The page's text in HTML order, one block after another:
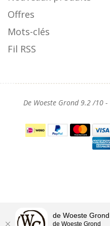
Offres
Mots-clés
Fil RSS
De Woeste Grond9.2/10 -
de Woeste Grond
de Woeste Grond